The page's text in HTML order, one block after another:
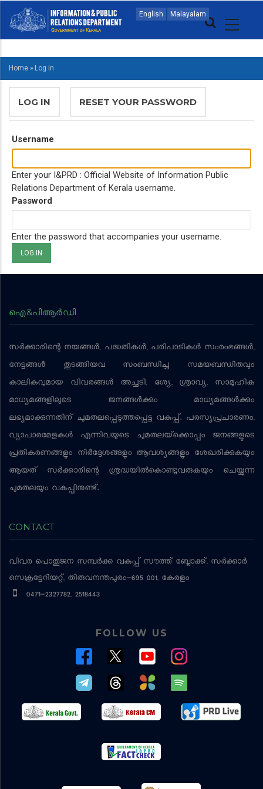
main
English Malayalam
MAIN
NAVIGATION
MALAYALAM
BREADCRUMB
Home » Log in
PRIMARY
TABS
LOG IN (ACTIVERESET YOUR PASSWORD
Username
Enter your I&PRD : Official Website of Information Public
Relations Department of Kerala username.
Password
Enter the password that accompanies your username.
ഐ&പിആര്‍ഡി
സര്‍ക്കാരിന്റെ നയങ്ങള്‍, പദ്ധതികള്‍, പരിപാടികള്‍ സംരംഭങ്ങള്‍,
നേട്ടങ്ങള്‍ തുടങ്ങിയവ സംബന്ധിച്ച സമയബന്ധിതവും
കാലികവുമായ വിവരങ്ങള്‍ അച്ചടി, ദൃശ്യ, ശ്രാവ്യ, സാമൂഹിക
മാധ്യമങ്ങളിലൂടെ ജനങ്ങള്‍ക്കും മാധ്യമങ്ങള്‍ക്കും
ലഭ്യമാക്കുന്നതിന് ചുമതലപ്പെടുത്തപ്പെട്ട വകുപ്പ്. പരസ്യപ്രചാരണം,
വ്യാപാരമേളകള്‍ എന്നിവയുടെ ചുമതലയ്‌ക്കൊപ്പം ജനങ്ങളുടെ
പ്രതികരണങ്ങളും നിര്‍ദ്ദേശങ്ങളും ആവശ്യങ്ങളും ശേഖരിക്കുകയും
ആയത് സര്‍ക്കാരിന്റെ ശ്രദ്ധയില്‍കൊണ്ടുവരുകയും ചെയ്യുന്ന
ചുമതലയും വകുപ്പിനുണ്ട്.
CONTACT
വിവര പൊതുജന സമ്പര്‍ക്ക വകുപ്പ് സൗത്ത് ബ്ലോക്ക്, സര്‍ക്കാര്‍
സെക്രട്ടേറിയറ്റ്, തിരുവനന്തപുരം-695 001, കേരളം
0471-2327782, 2518443
FOLLOW US